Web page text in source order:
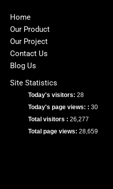
Home
Our Product
Our Project
Contact Us
Blog Us
Site Statistics
Today's visitors: 28
Today's page views: : 30
Total visitors : 26,277
Total page views: 28,659